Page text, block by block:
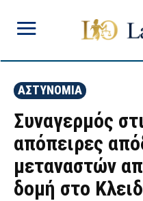
ΑΣΤΥΝΟΜΙΑ
Συναγερμός
απόπειρες
μεταναστών
δομή στο